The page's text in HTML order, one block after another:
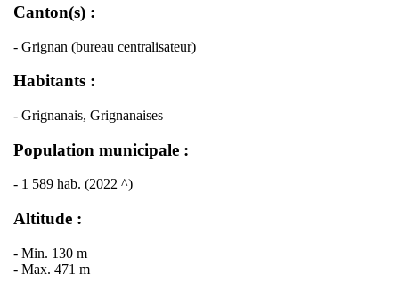
Canton(s) :
- Grignan (bureau centralisateur)
Habitants :
- Grignanais, Grignanaises
Population municipale :
- 1 589 hab. (2022 ^)
Altitude :
- Min. 130 m
- Max. 471 m